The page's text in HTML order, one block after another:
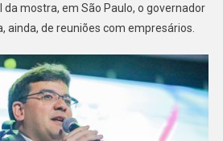
da mostra, em São Paulo, o governador
ainda, de reuniões com empresários.